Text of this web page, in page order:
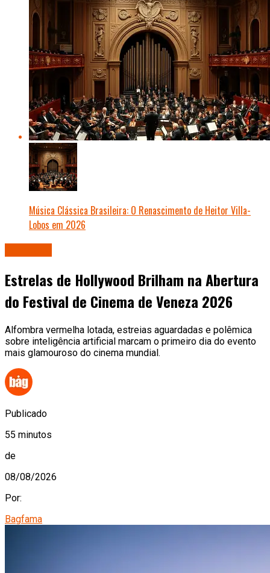
Música Clássica Brasileira: O Renascimento de Heitor Villa-
Lobos em 2026
Estrelas de Hollywood Brilham na Abertura
do Festival de Cinema de Veneza 2026
Alfombra vermelha lotada, estreias aguardadas e polêmica
sobre inteligência artificial marcam o primeiro dia do evento
mais glamouroso do cinema mundial.
Publicado
55 minutos
de
08/08/2026
Por:
Bagfama